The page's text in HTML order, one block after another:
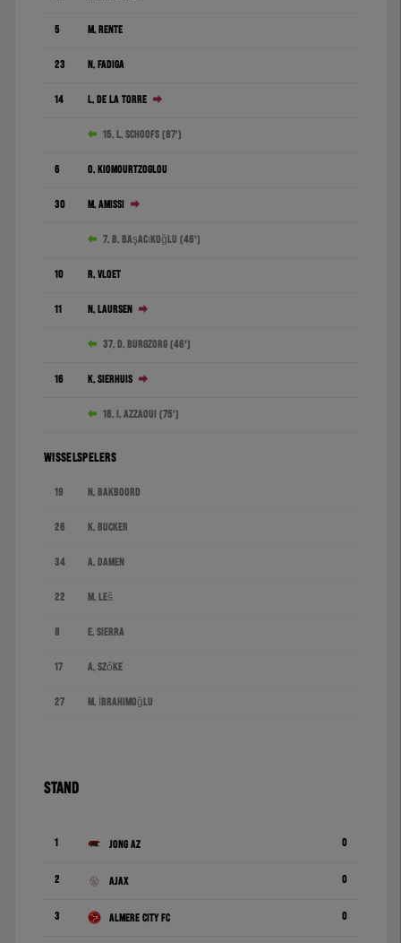
5 M. Rente
23 N. Fadiga
14 L. de la Torre
15. L. Schoofs (87')
6 O. Kiomourtzoglou
30 M. Amissi
7. B. Başaçıkoğlu (46')
10 R. Vloet
11 N. Laursen
37. D. Burgzorg (46')
16 K. Sierhuis
18. I. Azzaoui (75')
WISSELSPELERS
19 N. Bakboord
26 K. Bucker
34 A. Damen
22 M. Leš
8 E. Sierra
17 A. Szőke
27 M. İbrahimoğlu
STAND
1 Jong AZ 0
2 Ajax 0
3 Almere City FC 0